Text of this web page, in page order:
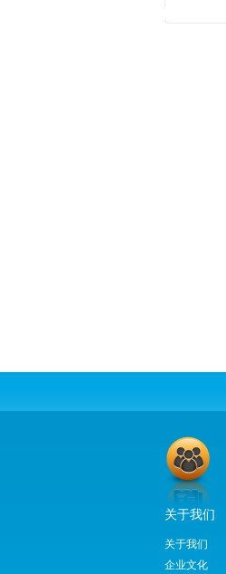
关于我们
关于我们
企业文化